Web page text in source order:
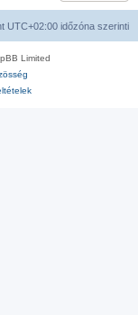
UTC+02:00 időzóna szerinti
Limited